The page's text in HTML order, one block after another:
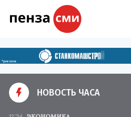
НОВОСТЬ ЧАСА